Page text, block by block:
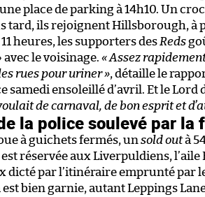
place de parking à 14h10. Un
tard, ils rejoignent Hillsborough, à
heures, les supporters des Reds
le voisinage. « Assez
rues pour uriner », détaille le
samedi ensoleillé d’avril. Et le Lord
de carnaval, de bon esprit et
la police soulevé par la
à guichets fermés, un sold outà
réservée aux Liverpuldiens, l’aile
dicté par l’itinéraire emprunté par
bien garnie, autant Leppings